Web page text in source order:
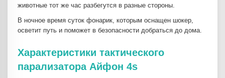
животные тот же час разбегутся в разные стороны.
В ночное время суток фонарик, которым оснащен шокер,
осветит путь и поможет в безопасности добраться до дома.
Характеристики тактического
парализатора Айфон 4s